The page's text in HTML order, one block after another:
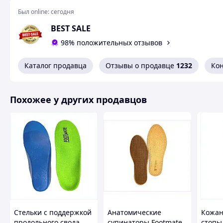
балансирует литиевые пакеты
Измерение/вывод стандартных сигналов PWM/PPM/
Выход источника постоянного тока и постоянного
Может быть адаптирован для зарядки
Легко обновляется через USB
Вес: 180 г
Комплектация:
1 х Зарядное устройство ToolkitRC M8P
1 x Кабель USB-C
1 х Инструкция
1 х Защита экрана
Был online:сегодня
BEST SALE
98% положительных отзывов
Каталог продавца Отзывы о продавце 1232
Похожее у других продавцов
Стельки с поддержкой
Анатомические